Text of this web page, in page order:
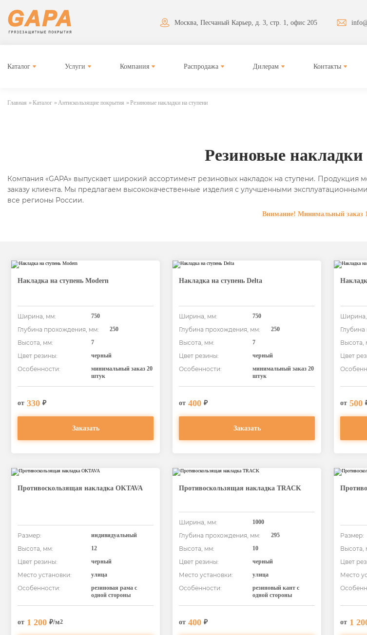
Москва, Песчаный Карьер, д. 3, стр. 1, офис 205
Каталог Услуги Компания Распродажа Дилерам Контакты
Главная »Каталог »Антискользящие покрытия »Резиновые накладки на ступени
Резиновые накладки
Компания «GAPA» выпускает широкий ассортимент резиновых накладок на ступени.
заказу клиента. Мы предлагаем высококачественные изделия с улучшенными
все регионы России.
Внимание! Минимальный заказ
Накладка на ступень Modern
Ширина, мм: 750
Глубина прохождения, мм: 250
Высота, мм: 7
Цвет резины: черный
Особенности:
минимальный заказ 20
штук
от 330 ₽
Заказать
Накладка на ступень Delta
Ширина, мм: 750
Глубина прохождения, мм: 250
Высота, мм: 7
Цвет резины: черный
Особенности:
минимальный заказ 20
штук
от 400 ₽
Заказать
Высота,
Цвет
от 500
Противоскользящая накладка OKTAVA
Размер: индивидуальный
Высота, мм: 12
Цвет резины: черный
Место установки: улица
Особенности:
резиновая рама с
одной стороны
от 1 200 ₽/м2
Противоскользящая накладка TRACK
Ширина, мм: 1000
Глубина прохождения, мм: 295
Высота, мм: 10
Цвет резины: черный
Место установки: улица
Особенности:
резиновый кант с
одной стороны
от 400 ₽
Размер:
Высота,
Цвет
Место
от 1